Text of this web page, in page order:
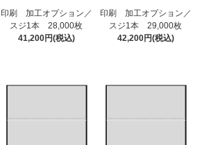
印刷 加工オプション／
スジ1本 28,000枚
41,200円(税込)
印刷 加工オプション／
スジ1本 29,000枚
42,200円(税込)